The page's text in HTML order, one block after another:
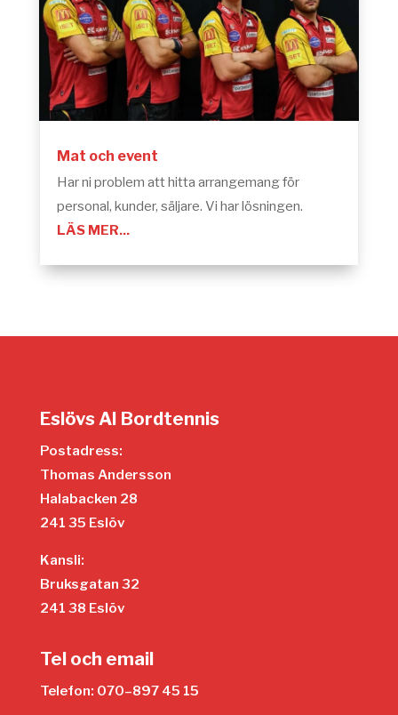
Mat och event
Har ni problem att hitta arrangemang för
personal, kunder, säljare. Vi har lösningen.
LÄS MER...
Eslövs AI Bordtennis
Postadress:
Thomas Andersson
Halabacken 28
241 35 Eslöv
Kansli:
Bruksgatan 32
241 38 Eslöv
Tel och email
Telefon: 070–897 45 15